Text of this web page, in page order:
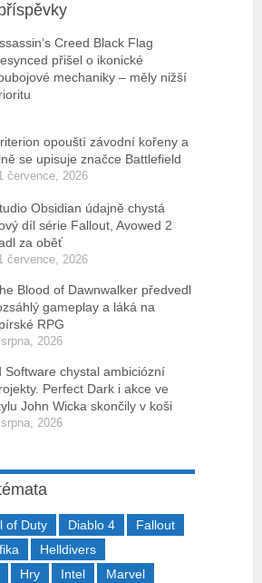
Creed Black Flag
přišel o ikonické
mechaniky – měly nižší
opouští závodní kořeny a
se upisuje značce Battlefield
července, 2026
Obsidian údajně chystá
díl série Fallout, Avowed 2
za oběť
července, 2026
Blood of Dawnwalker předvedl
gameplay a láká na
RPG
2026
Software chystal ambiciózní
Perfect Dark i akce ve
John Wicka skončily v koši
2026
of Duty Diablo 4
Fallout
Helldivers
Hry Intel
Marvel